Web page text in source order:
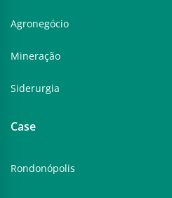
Agronegócio
Mineração
Siderurgia
Case
Rondonópolis